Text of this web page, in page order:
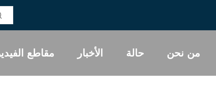
من نحن حالة الأخبار مقاطع